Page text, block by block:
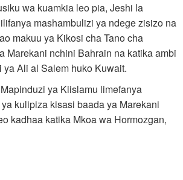
wa kuamkia leo pia, Jeshi la
mashambulizi ya ndege zisizo na
makuu ya Kikosi cha Tano cha
Marekani nchini Bahrain na katika ambi
Ali al Salem huko Kuwait.
ya Kiislamu limefanya
kulipiza kisasi baada ya Marekani
kadhaa katika Mkoa wa Hormozgan,